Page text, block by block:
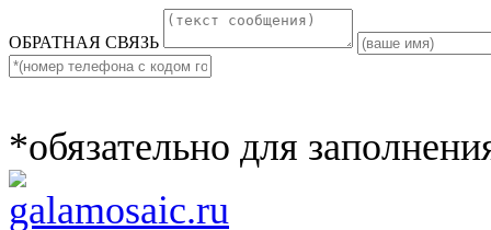
ОБРАТНАЯ СВЯЗЬ
*обязательно для